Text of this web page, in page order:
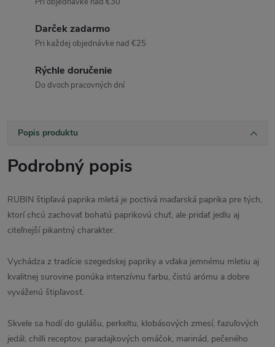
Darček zadarmo
Pri každej objednávke nad €25
Rýchle doručenie
Do dvoch pracovných dní
Popis produktu
Podrobný popis
RUBIN štipľavá paprika mletá je poctivá maďarská paprika pre tých,
ktorí chcú zachovať bohatú paprikovú chuť, ale pridať jedlu aj
citeľnejší pikantný charakter.
Vychádza z tradície szegedskej papriky a vďaka jemnému mletiu aj
kvalitnej surovine ponúka intenzívnu farbu, čistú arómu a dobre
vyváženú štipľavosť.
Skvele sa hodí do gulášu, perkeltu, klobásových zmesí, fazuľových
jedál, chilli receptov, paradajkových omáčok, marinád, pečeného